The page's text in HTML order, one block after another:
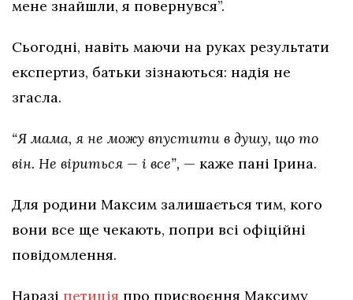
мене знайшли, я повернувся”.
Сьогодні, навіть маючи на руках результати
експертиз, батьки зізнаються: надія не
згасла.
“Я мама, я не можу впустити в душу, що то
він. Не віриться — і все”, — каже пані Ірина.
Для родини Максим залишається тим, кого
вони все ще чекають, попри всі офіційні
повідомлення.
Наразі петиція про присвоєння Максиму